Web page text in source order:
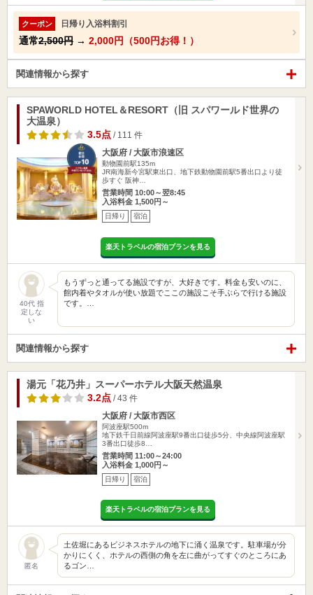
クーポン 日帰り入浴料割引
通常2,500円 → 2,000円（500円お得！）
関連情報から探す
SPAWORLD HOTEL＆RESORT（旧 スパワールド世界の
大温泉）
3.5点 / 111 件
大阪府 / 大阪市浪速区
動物園前駅135m
JR南海新今宮駅東出口、地下鉄動物園前駅5番出口より徒
歩すぐ 阪神…
営業時間 10:00～翌8:45
入浴料金 1,500円～
日帰り 宿泊
楽天トラベルの宿泊プランを見る
40代 指
定しな
い
もうずっと通ってる施設ですが、大好きです。料金も安いのに、
館内着やタオルが使い放題でここの施設こそ手ぶらで行ける施設
です。…
関連情報から探す
湯元「花乃井」スーパーホテル大阪天然温泉
3.2点 / 43 件
大阪府 / 大阪市西区
阿波座駅500m
地下鉄千日前線阿波座駅9番出口徒歩5分、中央線阿波座駅
3番出口徒歩8…
営業時間 11:00～24:00
入浴料金 1,000円～
日帰り 宿泊
楽天トラベルの宿泊プランを見る
匿名
土佐堀にあるビジネスホテルの地下に涌く温泉です。駐車場が分
かりにくく、ホテルの西側の角を左に曲がってすぐのところにあ
るゴン…